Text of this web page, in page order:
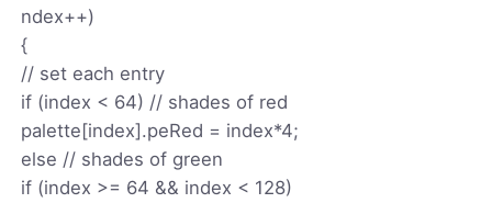
ndex++)
{
// set each entry
if (index < 64) // shades of red
palette[index].peRed = index*4;
else // shades of green
if (index >= 64 && index < 128)